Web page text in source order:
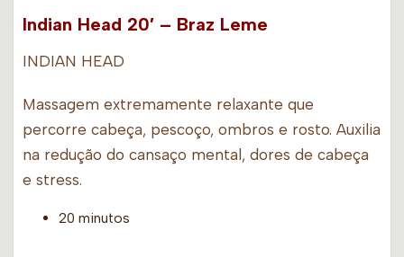
Indian Head 20′ – Braz Leme
INDIAN HEAD
Massagem extremamente relaxante que
percorre cabeça, pescoço, ombros e rosto. Auxilia
na redução do cansaço mental, dores de cabeça
e stress.
20 minutos